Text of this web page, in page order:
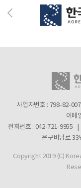
사업자번호 : 798-82-
이메
전화번호 : 042-721-9955
은구비남로 33
Copyright 2019 (C)